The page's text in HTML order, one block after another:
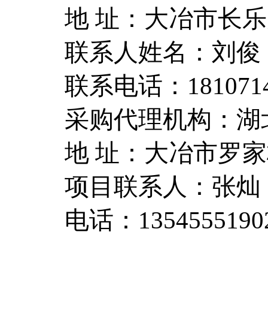
地 址：大冶市长
联系人姓名：刘俊
联系电话：
采购代理机构：
地 址：大冶市罗
项目联系人：张灿
电话：